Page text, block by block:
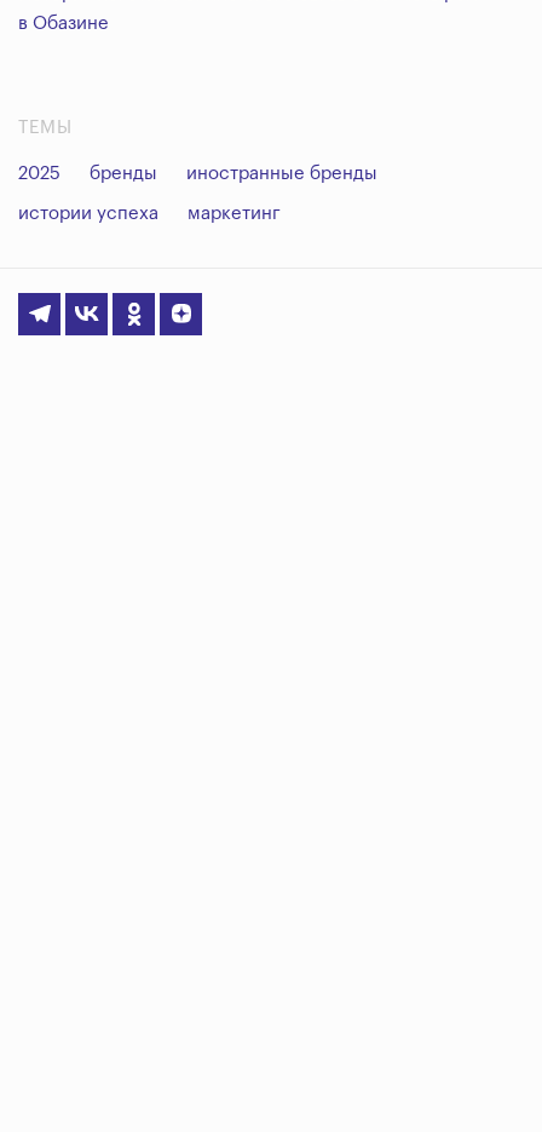
в Обазине
ТЕМЫ
2025 бренды иностранные бренды
истории успеха маркетинг